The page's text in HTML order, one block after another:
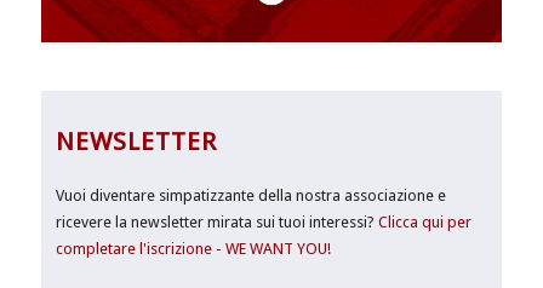
NEWSLETTER
Vuoi diventare simpatizzante della nostra associazione e
ricevere la newsletter mirata sui tuoi interessi?Clicca qui per
completare l'iscrizione - WE WANT YOU!